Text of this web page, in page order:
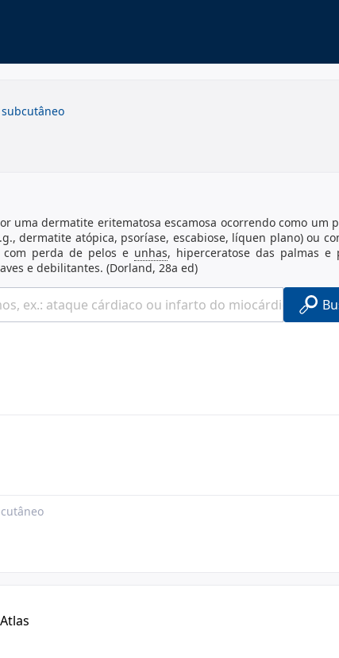
uma dermatite eritematosa escamosa ocorrendo como um
dermatite atópica, psoríase, escabiose, líquen plano) ou
com perda de pelos e unhas, hiperceratose das palmas e
e debilitantes. (Dorland, 28a ed)